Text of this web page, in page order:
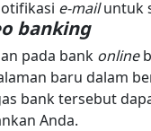
e-mailuntuk
banking
pada bank online
baru dalam
bank tersebut
Anda.